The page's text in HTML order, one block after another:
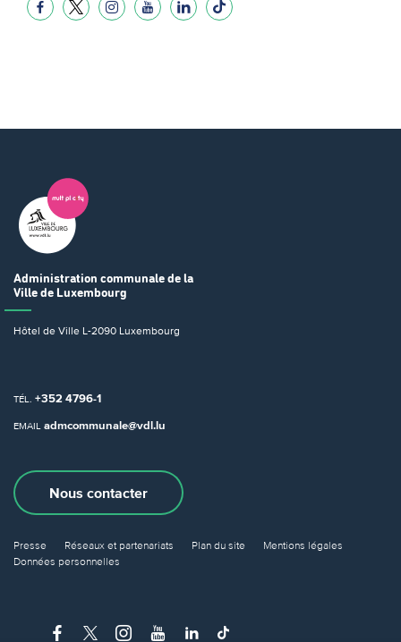
Administration communale de la
Ville de Luxembourg
Hôtel de Ville L-2090 Luxembourg
TÉL. +352 4796-1
EMAIL admcommunale@vdl.lu
Nous contacter
Presse Réseaux et partenariats Plan du site
Mentions légales
Données personnelles